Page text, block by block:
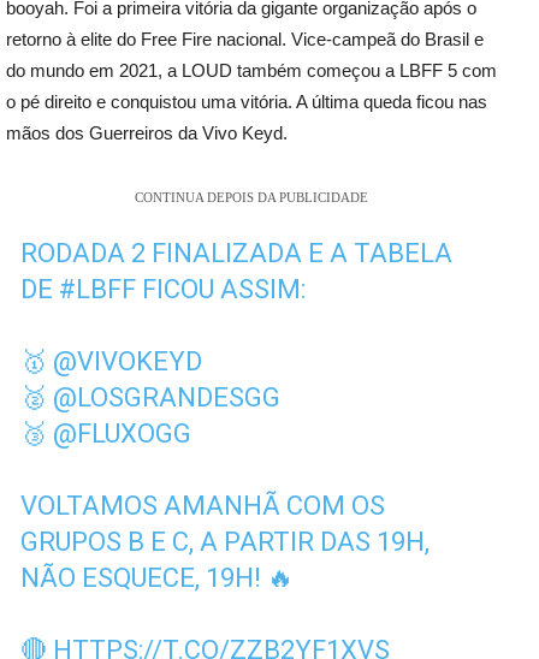
booyah. Foi a primeira vitória da gigante organização após o
retorno à elite do Free Fire nacional. Vice-campeã do Brasil e
do mundo em 2021, a LOUD também começou a LBFF 5 com
o pé direito e conquistou uma vitória. A última queda ficou nas
mãos dos Guerreiros da Vivo Keyd.
CONTINUA DEPOIS DA PUBLICIDADE
RODADA 2 FINALIZADA E A TABELA
DE #LBFF FICOU ASSIM:
🥇 @VIVOKEYD
🥈 @LOSGRANDESGG
🥉 @FLUXOGG
VOLTAMOS AMANHÃ COM OS
GRUPOS B E C, A PARTIR DAS 19H,
NÃO ESQUECE, 19H! 🔥
🔴 HTTPS://T.CO/ZZB2YF1XVS